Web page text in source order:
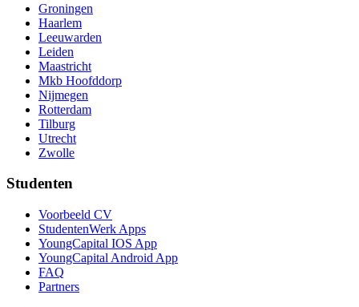
Groningen
Haarlem
Leeuwarden
Leiden
Maastricht
Mkb Hoofddorp
Nijmegen
Rotterdam
Tilburg
Utrecht
Zwolle
Studenten
Voorbeeld CV
StudentenWerk Apps
YoungCapital IOS App
YoungCapital Android App
FAQ
Partners